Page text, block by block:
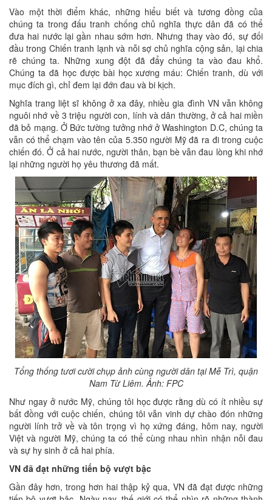
Vào một thời điểm khác, những hiểu biết và tương đồng của
chúng ta trong đấu tranh chống chủ nghĩa thực dân đã có thể
đưa hai nước lại gần nhau sớm hơn. Nhưng thay vào đó, sự đối
đầu trong Chiến tranh lạnh và nỗi sợ chủ nghĩa cộng sản, lại chia
rẽ chúng ta. Những xung đột đã đẩy chúng ta vào đau khổ.
Chúng ta đã học được bài học xương máu: Chiến tranh, dù với
mục đích gì, chỉ đem lại đớn đau và bi kịch.
Nghĩa trang liệt sĩ không ở xa đây, nhiều gia đình VN vẫn không
nguôi nhớ về 3 triệu người con, lính và dân thường, ở cả hai miền
đã bỏ mạng. Ở Bức tường tưởng nhớ ở Washington D.C, chúng ta
vẫn có thể chạm vào tên của 5.350 người Mỹ đã ra đi trong cuộc
chiến đó. Ở cả hai nước, người thân, bạn bè vẫn đau lòng khi nhớ
lại những người họ yêu thương đã mất.
Tổng thống tươi cười chụp ảnh cùng người dân tại Mễ Trì, quận
Nam Từ Liêm. Ảnh: FPC
Như ngay ở nước Mỹ, chúng tôi học được rằng dù có ít nhiều sự
bất đồng với cuộc chiến, chúng tôi vẫn vinh dự chào đón những
người lính trở về và tôn trọng vì họ xứng đáng, hôm nay, người
Việt và người Mỹ, chúng ta có thể cùng nhau nhìn nhận nỗi đau
và sự hy sinh ở cả hai phía.
VN đã đạt những tiến bộ vượt bậc
Gần đây hơn, trong hơn hai thập kỷ qua, VN đã đạt được những